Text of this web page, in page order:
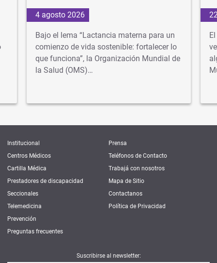
4 agosto 2026
Bajo el lema “Lactancia materna para un
comienzo de vida sostenible: fortalecer lo
que funciona”, la Organización Mundial de
la Salud (OMS)…
Institucional
Centros Médicos
Cartilla Médica
Prestadores de discapacidad
Seccionales
Telemedicina
Prevención
Preguntas frecuentes
Prensa
Teléfonos de Contacto
Trabajá con nosotros
Mapa de Sitio
Contactanos
Política de Privacidad
Suscribirse al newsletter: